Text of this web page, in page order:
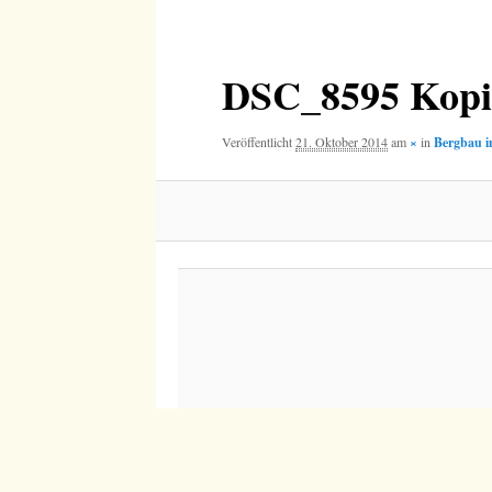
DSC_8595
Veröffentlicht21. Oktober 2014am × inBergbau